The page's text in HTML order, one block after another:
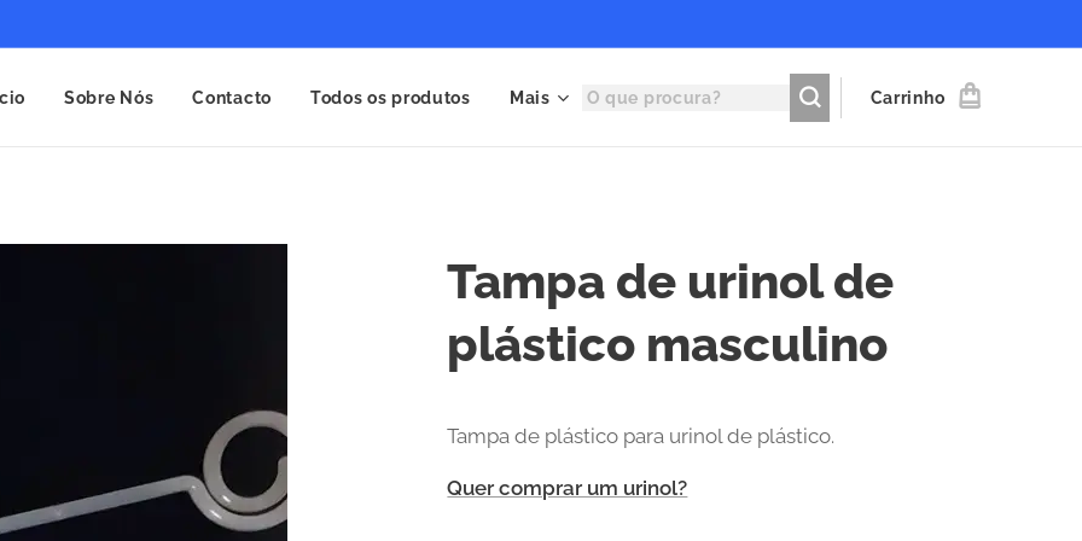
Sobre Nós Contacto Todos os produtos Mais Carrinho
Tampa de urinol de
plástico masculino
Tampa de plástico para urinol de plástico.
Quer comprar um urinol?